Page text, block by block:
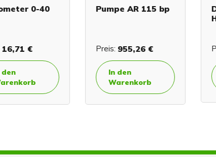
0-40
€
Pumpe AR 115 bp
Preis: 955,26 €
In den
Warenkorb